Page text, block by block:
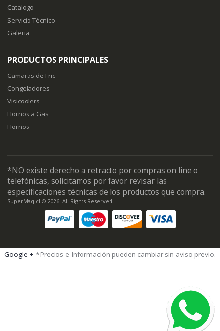
Catalogo
Servicio Técnico
Galeria
PRODUCTOS PRINCIPALES
Camaras de Frio
Congeladores
Visicoolers
Hornos a Gas
Hornos
*NO existe derecho a retracto por compras on line o
telefónicas, solicitamos por favor revisar las
especificaciones técnicas de los productos que compra.
SuperMaq.cl © 2026. All Rights Reserved
Google + *Precios e Información pueden cambiar sin aviso previo.